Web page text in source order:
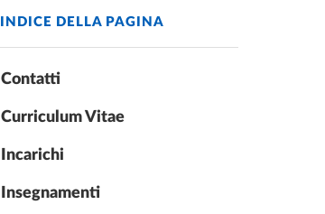
INDICE DELLA PAGINA
Contatti
Curriculum Vitae
Incarichi
Insegnamenti